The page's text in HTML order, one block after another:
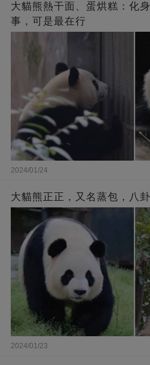
大貓熊熱干面、蛋烘糕：化
事，可是最在行
2024/01/24
大貓熊正正，又名蒸包，八
2024/01/23